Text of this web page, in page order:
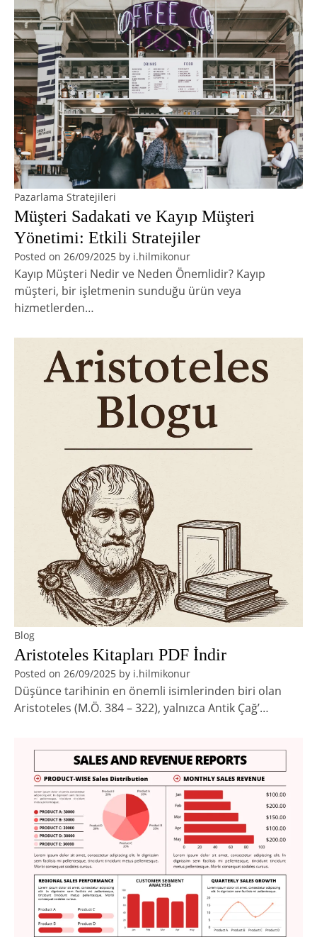
Pazarlama Stratejileri
Müşteri Sadakati ve Kayıp Müşteri
Yönetimi: Etkili Stratejiler
Posted on 26/09/2025 by i.hilmikonur
Kayıp Müşteri Nedir ve Neden Önemlidir? Kayıp
müşteri, bir işletmenin sunduğu ürün veya
hizmetlerden…
Blog
Aristoteles Kitapları PDF İndir
Posted on 26/09/2025 by i.hilmikonur
Düşünce tarihinin en önemli isimlerinden biri olan
Aristoteles (M.Ö. 384 – 322), yalnızca Antik Çağ’…